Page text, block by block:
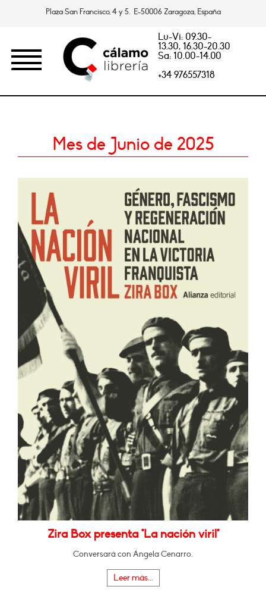
Plaza San Francisco, 4 y 5. E-50006 Zaragoza, España
Lu-Vi: 09.30-
13.30, 16.30-20.30
Sa: 10.00-14.00
+34 976557318
Mes de Junio de 2025
Zira Box presenta "La nación viril"
Conversará con Ángela Cenarro.
Leer más...